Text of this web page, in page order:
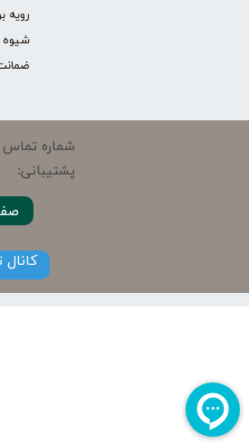
رویه
شیوه
شماره تماس
پشتیبانی:
کانال